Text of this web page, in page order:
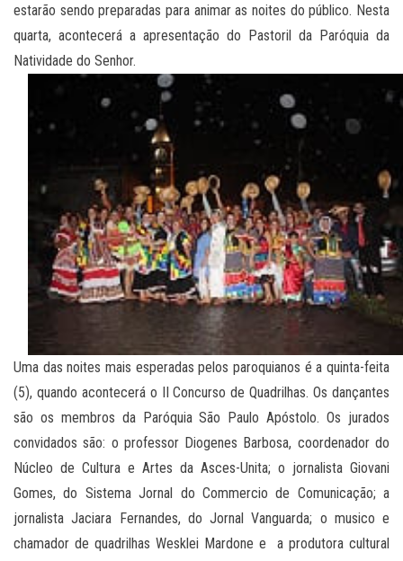
estarão sendo preparadas para animar as noites do público. Nesta
quarta, acontecerá a apresentação do Pastoril da Paróquia da
Natividade do Senhor.
Uma das noites mais esperadas pelos paroquianos é a quinta-feita
(5), quando acontecerá o II Concurso de Quadrilhas. Os dançantes
são os membros da Paróquia São Paulo Apóstolo. Os jurados
convidados são: o professor Diogenes Barbosa, coordenador do
Núcleo de Cultura e Artes da Asces-Unita; o jornalista Giovani
Gomes, do Sistema Jornal do Commercio de Comunicação; a
jornalista Jaciara Fernandes, do Jornal Vanguarda; o musico e
chamador de quadrilhas Wesklei Mardone e a produtora cultural